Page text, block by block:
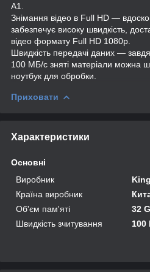
A1.
Знімання відео в Full HD —
забезпечує високу швидкість,
відео формату Full HD 1080p.
Швидкість передачі даних —
100 МБ/с зняті матеріали можна
ноутбук для обробки.
Приховати
Характеристики
Основні
Виробник
Країна виробник
Об'єм пам'яті
32
Швидкість зчитування
100